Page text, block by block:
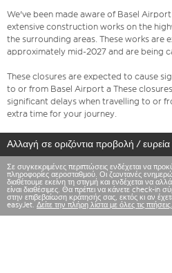
We've been made aware of Basel
extensive construction works on the
the surrounding areas. These works are
approximately mid-2027 and are being
These closures are expected to cause
to or from Basel Airport a These
significant delays when travelling to or
extra time for your journey.
Αλλαγή σε οριζόντια προβολή /
Σε συγκεκριμένες περιπτώσεις ενδέχεται να
πληροφορίες αεροσταθμού. Οι ζωντανές
διαθέτουμε εκείνη τη στιγμή και ενδέχεται να
είναι διαθέσιμες. Θα πρέπει να κάνετε check-in
στην επιβεβαίωση κράτησής σας, εκτός κι αν
easyJet. Δείτε την πλήρη λίστα με όλες τις πτήσεις.